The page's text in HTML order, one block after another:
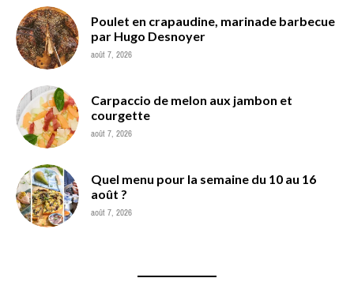
Poulet en crapaudine, marinade barbecue
par Hugo Desnoyer
août 7, 2026
Carpaccio de melon aux jambon et
courgette
août 7, 2026
Quel menu pour la semaine du 10 au 16
août ?
août 7, 2026